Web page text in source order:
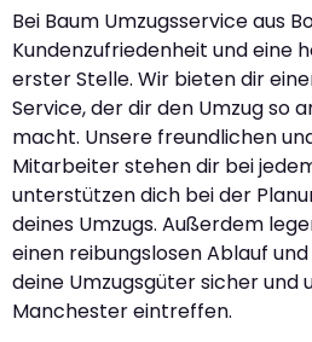
Bei Baum Umzugsservice aus
Kundenzufriedenheit und eine
erster Stelle. Wir bieten dir
Service, der dir den Umzug so
macht. Unsere freundlichen
Mitarbeiter stehen dir bei
unterstützen dich bei der
deines Umzugs. Außerdem
einen reibungslosen Ablauf
deine Umzugsgüter sicher und
Manchester eintreffen.